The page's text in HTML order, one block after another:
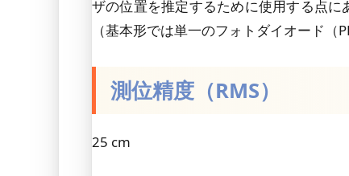
ザの位置を推定するために使用する点
（基本形では単一のフォトダイオード（
測位精度（RMS）
25 cm